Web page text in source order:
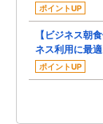
ポイントUP
【ビジネス朝
ネス利用に最
ポイントUP